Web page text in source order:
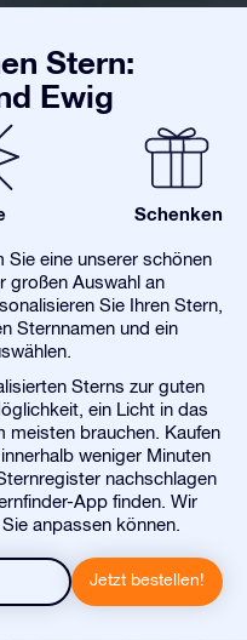
Stern:
Ewig
Schenken
Sie eine unserer schönen
großen Auswahl an
Sie Ihren Stern,
Sternnamen und ein
Sterns zur guten
ein Licht in das
meisten brauchen. Kaufen
weniger Minuten
nachschlagen
App finden. Wir
anpassen können.
Jetzt bestellen!